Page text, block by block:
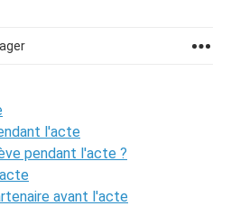
l'acte
pendant l'acte ?
avant l'acte